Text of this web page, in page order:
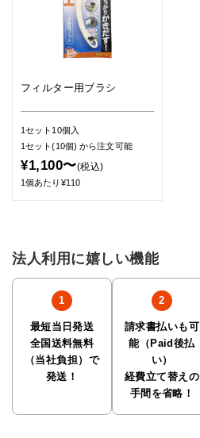
フィルター用ブラシ
1セット10個入
1セット(10個)から注文可能
¥1,100〜(税込)
1個あたり¥110
法人利用に嬉しい機能
最短当日発送
全国送料無料
（当社負担）で
発送！
請求書払いも可
能（Paid後払
い）
経費立て替えの
手間を省略！